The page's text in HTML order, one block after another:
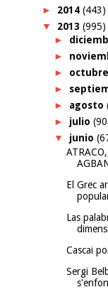
► 2014 (443)
▼ 2013 (995)
►
►
► octubre
►
► agosto
► julio
▼ junio
El Grec
Las
Cascai
Sergi